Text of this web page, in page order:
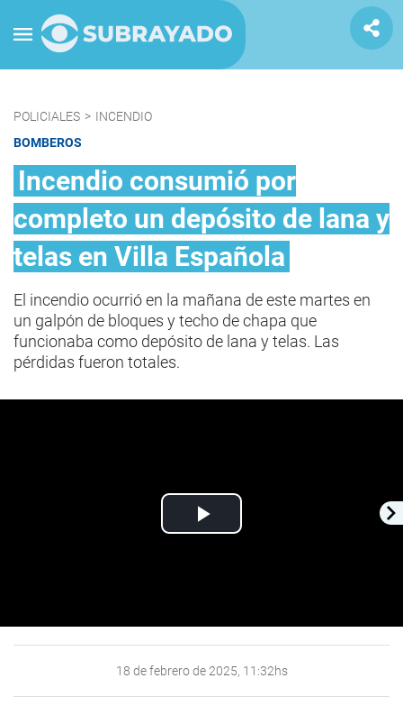
POLICIALES > INCENDIO
BOMBEROS
Incendio consumió por
completo un depósito de lana y
telas en Villa Española
El incendio ocurrió en la mañana de este martes en
un galpón de bloques y techo de chapa que
funcionaba como depósito de lana y telas. Las
pérdidas fueron totales.
Play
18 de febrero de 2025, 11:32hs